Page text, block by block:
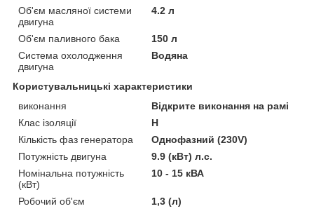
Об'єм масляної системи
двигуна
4.2 л
Об'єм паливного бака
150 л
Система охолодження
двигуна
Водяна
Користувальницькі характеристики
виконання
Відкрите виконання на рамі
Клас ізоляції
Н
Кількість фаз генератора
Однофазний (230V)
Потужність двигуна
9.9 (кВт) л.с.
Номінальна потужність
(кВт)
10 - 15 кВА
Робочий об'єм
1,3 (л)